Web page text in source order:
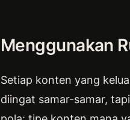
Menggunakan
Setiap konten yang
diingat samar-samar,